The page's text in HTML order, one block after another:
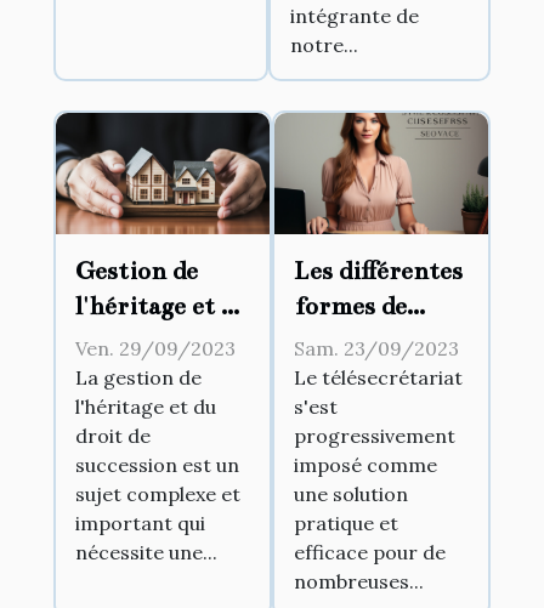
intégrante de
notre...
Gestion de
l'héritage et du
droit de
succession
Ven. 29/09/2023
La gestion de
l'héritage et du
droit de
succession est un
sujet complexe et
important qui
nécessite une...
Les différentes
formes de
télésecrétariat
existantes
Sam. 23/09/2023
Le télésecrétariat
s'est
progressivement
imposé comme
une solution
pratique et
efficace pour de
nombreuses...